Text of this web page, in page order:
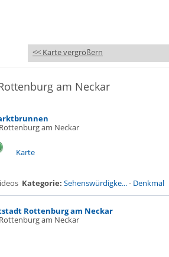
<< Karte vergrößern
am Neckar
am Neckar
Karte
Kategorie: Sehenswürdigke...- Denkmal
Rottenburg am Neckar
am Neckar